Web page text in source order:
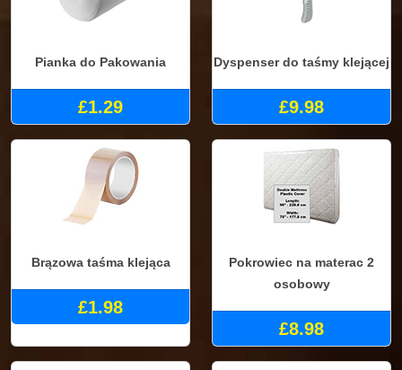
Pianka do Pakowania
£1.29
Dyspenser do taśmy klejącej
£9.98
Brązowa taśma klejąca
£1.98
Pokrowiec na materac 2
osobowy
£8.98